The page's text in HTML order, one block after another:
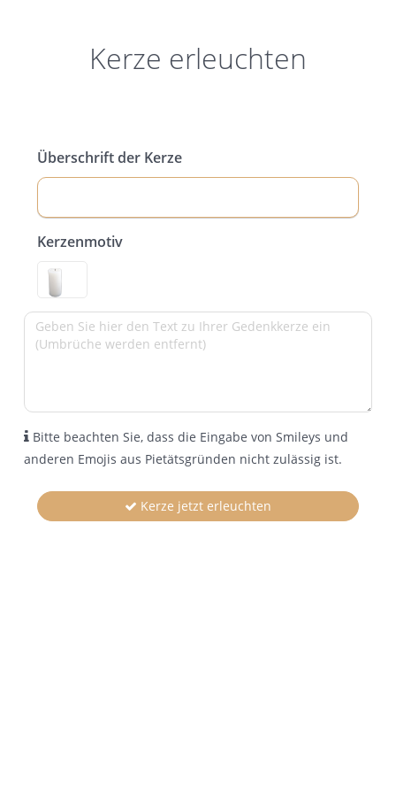
Kerze erleuchten
Überschrift der Kerze
Kerzenmotiv
Bitte beachten Sie, dass die Eingabe von Smileys und
anderen Emojis aus Pietätsgründen nicht zulässig ist.
Kerze jetzt erleuchten